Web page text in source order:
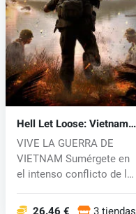
Hell Let Loose: Vietnam
(PC) key
VIVE LA GUERRA DE
VIETNAM Sumérgete en
el intenso conflicto de la